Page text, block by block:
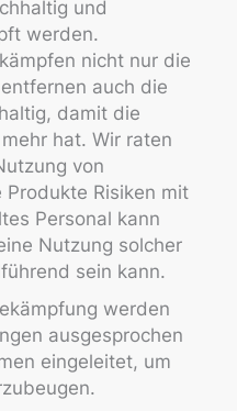
und
werden.
nicht nur die
auch die
damit die
hat. Wir raten
von
Risiken mit
Personal kann
Nutzung solcher
sein kann.
werden
ausgesprochen
eingeleitet, um